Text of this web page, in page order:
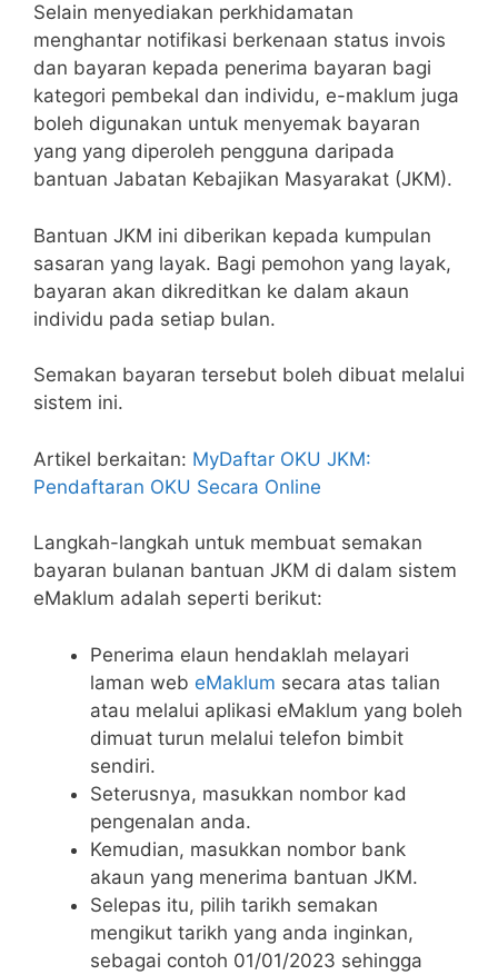
Selain menyediakan perkhidamatan
menghantar notifikasi berkenaan status invois
dan bayaran kepada penerima bayaran bagi
kategori pembekal dan individu, e-maklum juga
boleh digunakan untuk menyemak bayaran
yang yang diperoleh pengguna daripada
bantuan Jabatan Kebajikan Masyarakat (JKM).
Bantuan JKM ini diberikan kepada kumpulan
sasaran yang layak. Bagi pemohon yang layak,
bayaran akan dikreditkan ke dalam akaun
individu pada setiap bulan.
Semakan bayaran tersebut boleh dibuat melalui
sistem ini.
Artikel berkaitan: MyDaftar OKU JKM:
Pendaftaran OKU Secara Online
Langkah-langkah untuk membuat semakan
bayaran bulanan bantuan JKM di dalam sistem
eMaklum adalah seperti berikut:
Penerima elaun hendaklah melayari
laman web eMaklum secara atas talian
atau melalui aplikasi eMaklum yang boleh
dimuat turun melalui telefon bimbit
sendiri.
Seterusnya, masukkan nombor kad
pengenalan anda.
Kemudian, masukkan nombor bank
akaun yang menerima bantuan JKM.
Selepas itu, pilih tarikh semakan
mengikut tarikh yang anda inginkan,
sebagai contoh 01/01/2023 sehingga